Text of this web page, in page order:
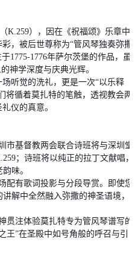
K.259），因在《祝福颂》乐章中
，被后世尊称为“管风琴独奏弥撒”
于1775-1776年萨尔茨堡的作品，虽
神学深度与庆典光辉。
听觉的洗礼，更是一次“以乐释
将循着莫扎特的笔触，透视教会两
仪的真意。
市基督教两会联合诗班将与深圳堂
； 诗班将以纯正的拉丁文献唱，
味。
配有歌词投影与分段导赏。即使您
解中全然融入弥撒的神圣语境，
贯注体验莫扎特专为管风琴谱写的
王”在圣殿中如号角般的呼召与引